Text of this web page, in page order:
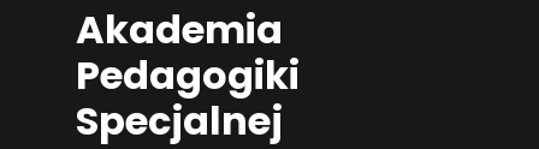
Akademia
Pedagogiki
Specjalnej